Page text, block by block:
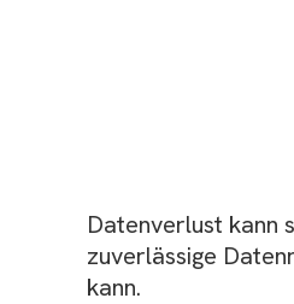
Datenverlust kann
zuverlässige
kann.